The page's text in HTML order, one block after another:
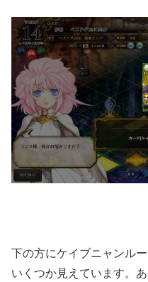
下の方にケイブニャンル
いくつか見えています。